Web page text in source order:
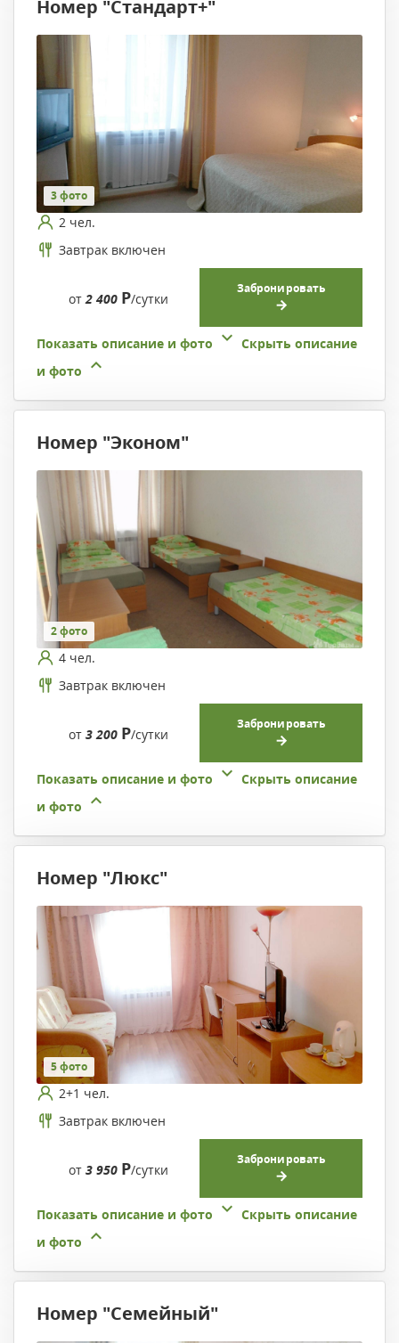
Номер "Стандарт+"
3 фото
2 чел.
Завтрак включен
от2 400 Р/сутки
Забронировать
Показать описание и фото
Скрыть описание
и фото
Номер "Эконом"
2 фото
4 чел.
Завтрак включен
от 3 200 Р/сутки
Забронировать
Показать описание и фото
Скрыть описание
и фото
Номер "Люкс"
5 фото
2+1 чел.
Завтрак включен
от 3 950 Р/сутки
Забронировать
Показать описание и фото
Скрыть описание
и фото
Номер "Семейный"